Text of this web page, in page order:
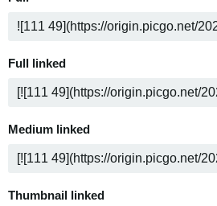
Full linked
Medium linked
Thumbnail linked